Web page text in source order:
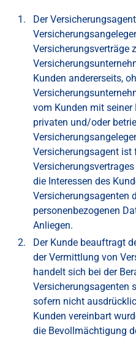
Der
Versicherungsverträge
Kunden andererseits,
vom Kunden mit seiner
privaten und/oder
Versicherungsagent ist
die Interessen des
Versicherungsagenten
personenbezogenen
Anliegen.
Der Kunde beauftragt
der Vermittlung von
handelt sich bei der
Versicherungsagenten
sofern nicht
Kunden vereinbart
die Bevollmächtigung